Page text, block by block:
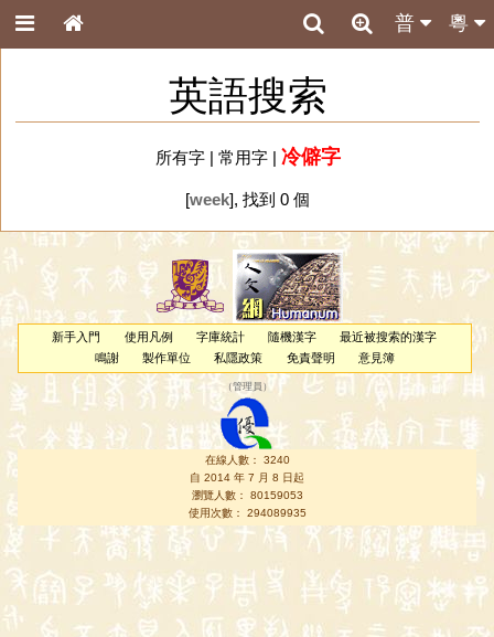
粵
普
英語搜索
所有字| 常用字| 冷僻字
[week], 找到 0 個
新手入門 使用凡例 字庫統計 隨機漢字
最近被搜索的漢字
鳴謝
製作單位 私隱政策 免責聲明 意見簿
（管理員 ）
在線人數： 3240
自 2014 年 7 月 8 日起
瀏覽人數： 80159053
使用次數： 294089935